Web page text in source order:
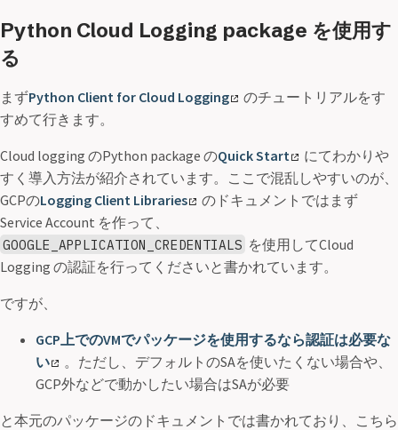
Python Cloud Logging package を使用す
る
まずPython Client for Cloud Logging
のチュートリアルをす
すめて行きます。
Cloud logging のPython package のQuick Start
にてわかりや
すく導入方法が紹介されています。ここで混乱しやすいのが、
GCPのLogging Client Libraries
のドキュメントではまず
Service Account を作って、
GOOGLE_APPLICATION_CREDENTIALS を使用してCloud
Logging の認証を行ってくださいと書かれています。
ですが、
GCP上でのVMでパッケージを使用するなら認証は必要な
い
。ただし、デフォルトのSAを使いたくない場合や、
GCP外などで動かしたい場合はSAが必要
と本元のパッケージのドキュメントでは書かれており、こちら